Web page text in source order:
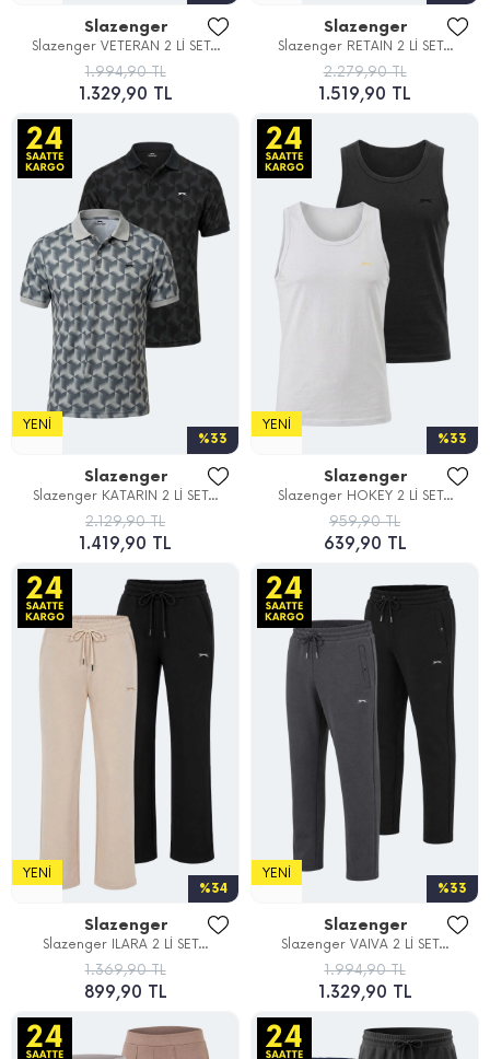
Slazenger
Slazenger VETERAN 2 Lİ SET...
1.994,90 TL
1.329,90 TL
Slazenger
Slazenger RETAIN 2 Lİ SET...
2.279,90 TL
1.519,90 TL
%33
YENI
Slazenger
Slazenger KATARIN 2 Lİ SET...
2.129,90 TL
1.419,90 TL
%33
YENI
Slazenger
Slazenger HOKEY 2 Lİ SET...
959,90 TL
639,90 TL
%34
YENI
Slazenger
Slazenger ILARA 2 Lİ SET...
1.369,90 TL
899,90 TL
%33
YENI
Slazenger
Slazenger VAIVA 2 Lİ SET...
1.994,90 TL
1.329,90 TL